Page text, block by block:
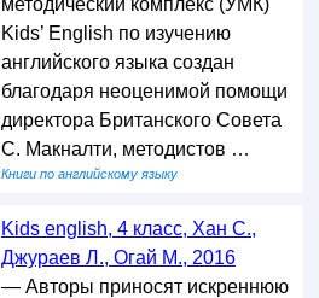
Kids’ English по изучению
английского языка создан
благодаря неоценимой помощи
директора Британского Совета
С. Макналти, методистов …
Книги по английскому языку
Kids english, 4 класс, Хан С.,
Джураев Л., Огай М., 2016
— Авторы приносят искреннюю